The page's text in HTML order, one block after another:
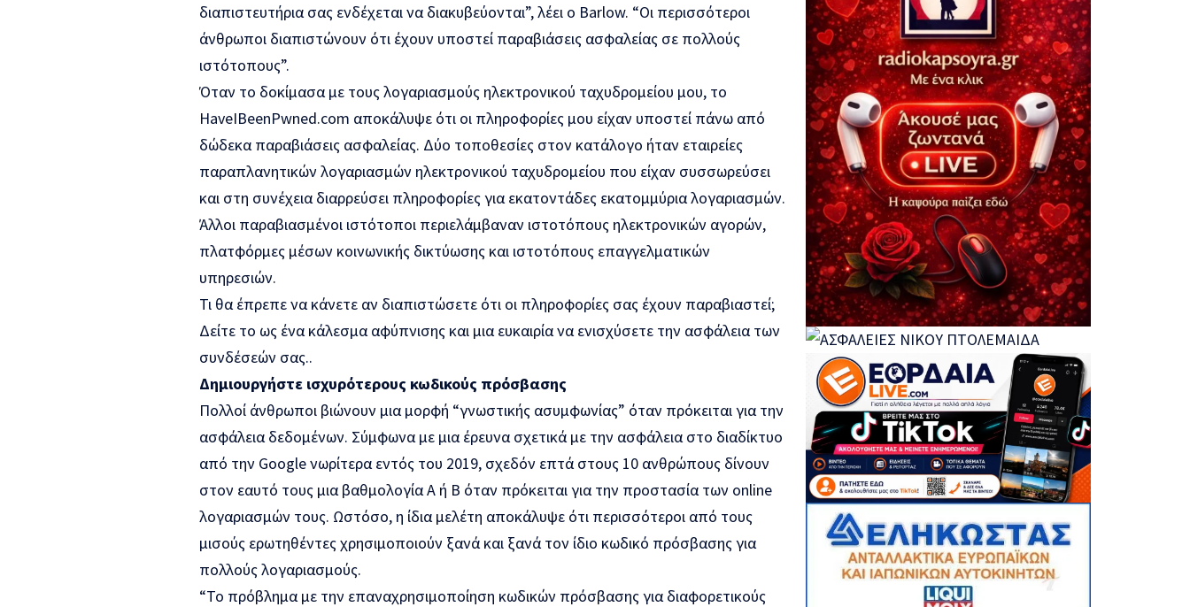
διαπιστευτήρια σας ενδέχεται να διακυβεύονται”, λέει ο Barlow. “Οι περισσότεροι
άνθρωποι διαπιστώνουν ότι έχουν υποστεί παραβιάσεις ασφαλείας σε πολλούς
ιστότοπους”.
Όταν το δοκίμασα με τους λογαριασμούς ηλεκτρονικού ταχυδρομείου μου, το
HaveIBeenPwned.com αποκάλυψε ότι οι πληροφορίες μου είχαν υποστεί πάνω από
δώδεκα παραβιάσεις ασφαλείας. Δύο τοποθεσίες στον κατάλογο ήταν εταιρείες
παραπλανητικών λογαριασμών ηλεκτρονικού ταχυδρομείου που είχαν συσσωρεύσει
και στη συνέχεια διαρρεύσει πληροφορίες για εκατοντάδες εκατομμύρια λογαριασμών.
Άλλοι παραβιασμένοι ιστότοποι περιελάμβαναν ιστοτόπους ηλεκτρονικών αγορών,
πλατφόρμες μέσων κοινωνικής δικτύωσης και ιστοτόπους επαγγελματικών
υπηρεσιών.
Τι θα έπρεπε να κάνετε αν διαπιστώσετε ότι οι πληροφορίες σας έχουν παραβιαστεί;
Δείτε το ως ένα κάλεσμα αφύπνισης και μια ευκαιρία να ενισχύσετε την ασφάλεια των
συνδέσεών σας..
Δημιουργήστε ισχυρότερους κωδικούς πρόσβασης
Πολλοί άνθρωποι βιώνουν μια μορφή “γνωστικής ασυμφωνίας” όταν πρόκειται για την
ασφάλεια δεδομένων. Σύμφωνα με μια έρευνα σχετικά με την ασφάλεια στο διαδίκτυο
από την Google νωρίτερα εντός του 2019, σχεδόν επτά στους 10 ανθρώπους δίνουν
στον εαυτό τους μια βαθμολογία Α ή Β όταν πρόκειται για την προστασία των online
λογαριασμών τους. Ωστόσο, η ίδια μελέτη αποκάλυψε ότι περισσότεροι από τους
μισούς ερωτηθέντες χρησιμοποιούν ξανά και ξανά τον ίδιο κωδικό πρόσβασης για
πολλούς λογαριασμούς.
“Το πρόβλημα με την επαναχρησιμοποίηση κωδικών πρόσβασης για διαφορετικούς